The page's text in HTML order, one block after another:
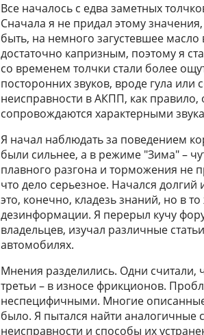
Все началось с едва заметных
Сначала я не придал этому
быть, на немного загустевшее
достаточно капризным, поэтому я
со временем толчки стали более
посторонних звуков, вроде гула
неисправности в АКПП, как
сопровождаются характерными
Я начал наблюдать за поведением
были сильнее, а в режиме "Зима" –
плавного разгона и торможения не
что дело серьезное. Начался
это, конечно, кладезь знаний, но в
дезинформации. Я перерыл кучу
владельцев, изучал различные
автомобилях.
Мнения разделились. Одни считали,
третьи – в износе фрикционов.
неспецифичными. Многие
было. Я пытался найти аналогичные
неисправности и способы их